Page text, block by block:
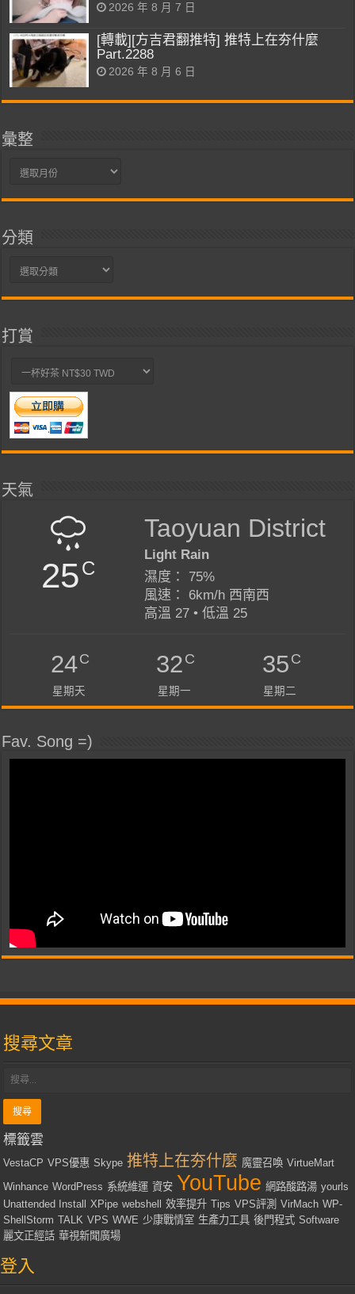
2026 年 8 月 7 日
[轉載][方吉君翻推特] 推特上在夯什麼
Part.2288
2026 年 8 月 6 日
彙整
彙
分類
分
打賞
天氣
25C
Taoyuan District
Light Rain
濕度： 75%
風速： 6km/h 西南西
高溫 27 • 低溫 25
24C
星期天
32C
星期一
35C
星期二
Fav. Song =)
搜尋文章
標籤雲
VestaCP VPS優惠 Skype 推特上在夯什麼 魔靈召喚 VirtueMart
Winhance WordPress 系統維運 資安 YouTube 網路酸路湯 yourls
Unattended Install
XPipe webshell 效率提升 Tips VPS評測 VirMach WP-
ShellStorm TALK VPS WWE 少康戰情室 生產力工具 後門程式 Software
麗文正經話 華視新聞廣場
登入